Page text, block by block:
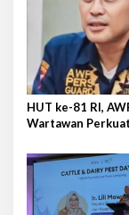
p
o
s
HUT ke-81 RI,
Wartawan Perkuat
Persatuan Bangsa